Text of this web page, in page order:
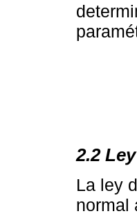
2.2
La ley
normal